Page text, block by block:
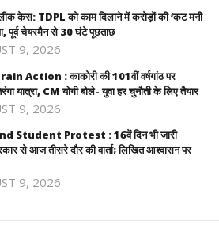
केस: TDPL को काम दिलाने में करोड़ों की ‘कट मनी
पूर्व चेयरमैन से 30 घंटे पूछताछ
9, 2026
Action : काकोरी की 101वीं वर्षगांठ पर
यात्रा, CM योगी बोले- युवा हर चुनौती के लिए तैयार
9, 2026
Student Protest : 16वें दिन भी जारी
से आज तीसरे दौर की वार्ता; लिखित आश्वासन पर
9, 2026